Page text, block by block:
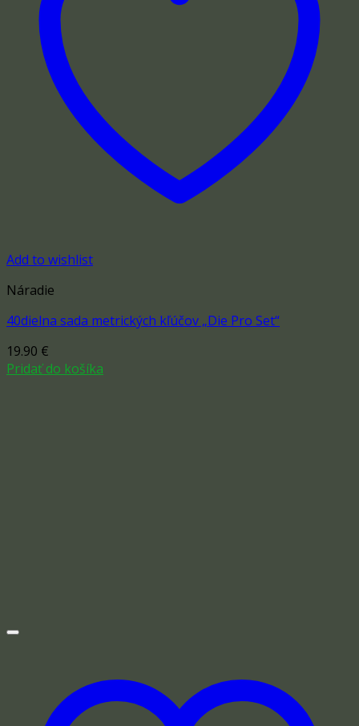
Add to wishlist
Náradie
40dielna sada metrických kľúčov „Die Pro Set“
19.90 €
Pridať do košíka